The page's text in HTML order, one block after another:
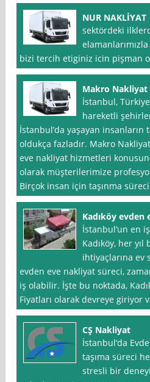
NUR NAKLİYAT
sektördeki
elamanlarımızla
bizi tercih etiginiz icin pişman
Makro Nakliyat
İstanbul,
hareketli
İstanbul’da yaşayan insanların
oldukça fazladır. Makro
eve nakliyat hizmetleri
olarak müşterilerimize
Birçok insan için taşınma
Kadıköy
İstanbul‘un en
Kadıköy, her
ihtiyaçlarına ev
evden eve nakliyat süreci,
iş olabilir. İşte bu noktada,
Fiyatları olarak devreye giriyor
CŞ Nakliyat
İstanbul‘da
taşıma süreci
stresli bir